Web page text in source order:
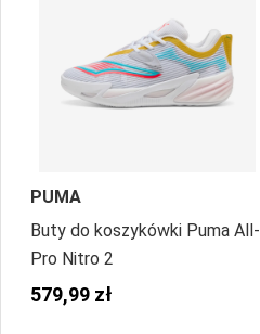
PUMA
Buty do koszykówki Puma All-
Pro Nitro 2
579,99 zł